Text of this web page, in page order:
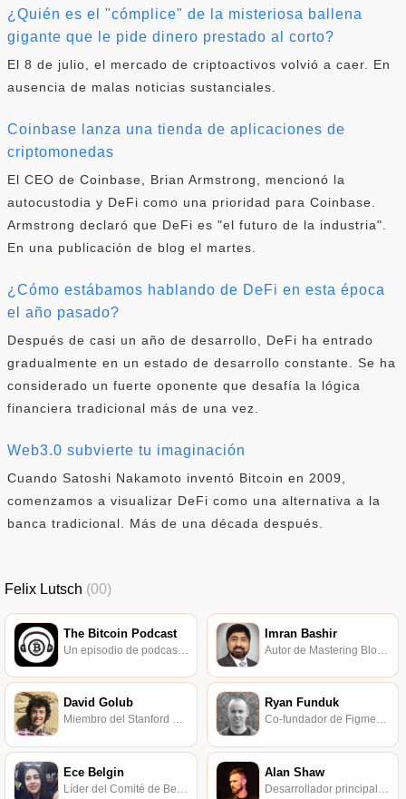
¿Quién es el "cómplice" de la misteriosa ballena
gigante que le pide dinero prestado al corto?
El 8 de julio, el mercado de criptoactivos volvió a caer. En
ausencia de malas noticias sustanciales.
Coinbase lanza una tienda de aplicaciones de
criptomonedas
El CEO de Coinbase, Brian Armstrong, mencionó la
autocustodia y DeFi como una prioridad para Coinbase.
Armstrong declaró que DeFi es "el futuro de la industria".
En una publicación de blog el martes.
¿Cómo estábamos hablando de DeFi en esta época
el año pasado?
Después de casi un año de desarrollo, DeFi ha entrado
gradualmente en un estado de desarrollo constante. Se ha
considerado un fuerte oponente que desafía la lógica
financiera tradicional más de una vez.
Web3.0 subvierte tu imaginación
Cuando Satoshi Nakamoto inventó Bitcoin en 2009,
comenzamos a visualizar DeFi como una alternativa a la
banca tradicional. Más de una década después.
Felix Lutsch (00)
The Bitcoin Podcast
Un episodio de podcast de bitcoin y blockchain de formato largo.
Imran Bashir
David Golub
Miembro del Stanford Blockchain Club.
Ryan Funduk
Co-fundador de Figment Networks.
Ece Belgin
Líder del Comité de Becarios de Ethereum Devcon.
Alan Shaw
Desarrollador principal de IPFS.